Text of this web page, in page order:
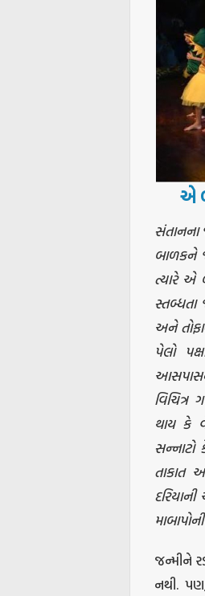
એ
સંતાનના
બાળકને
ત્યારે એ
સ્તબ્ધતા
અને
પેલો
થાય કે
તાકાત
જન્મીને
નથી.